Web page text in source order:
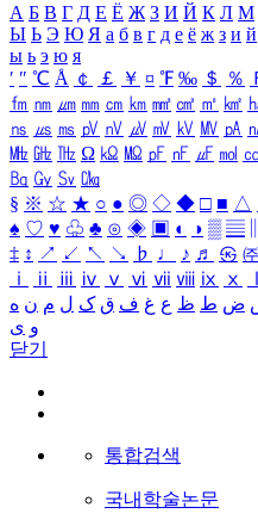
А Б В Г Д Е Ё Ж З И Й К Л М
Ы Ь Э Ю Я а б в г д е ё ж з и й
ы ь э ю я
′ ″ ℃ Å ￠ ￡ ￥ ¤ ℉ ‰ ＄ ％
㎙ ㎚ ㎛ ㎜ ㎝ ㎞ ㎟ ㎠ ㎡ ㎢
㎱ ㎲ ㎳ ㎴ ㎵ ㎶ ㎷ ㎸ ㎹ ㎀
㎒ ㎓ ㎔ Ω ㏀ ㏁ ㎊ ㎋ ㎌ ㏖ ㏅
㏃ ㏉ ㏜ ㏆
§ ※ ☆ ★ ○ ● ◎ ◇ ◆ □ ■ △
♠ ♡ ♥ ♧ ♣ ⊙ ◈ ▣ ◐ ◑ ▒ ▤
‡ ↕ ↗ ↙ ↖ ↘ ♭ ♩ ♪ ♬ ㉿
ⅰ
ⅱ ⅲ ⅳ ⅴ ⅵ ⅶ ⅷ ⅸ ⅹ
ض ط ظ ع غ ف ق ک ل م ن ه
و ی
닫기
통합검색
국내학술논문